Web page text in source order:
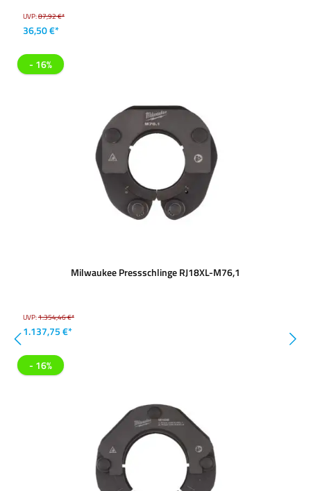
UVP:87,92 €*
36,50 €*
- 16%
Milwaukee Pressschlinge RJ18XL-M76,1
UVP:1.354,46 €*
1.137,75 €*
- 16%